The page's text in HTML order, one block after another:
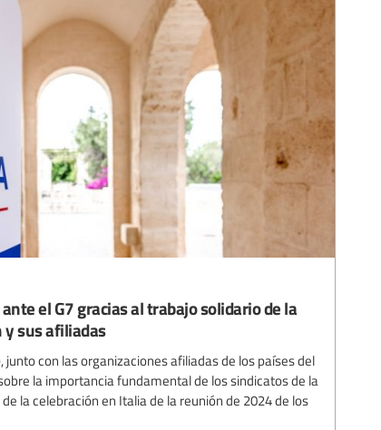
el G7 gracias al trabajo solidario de la
y sus afiliadas
junto con las organizaciones afiliadas de los países del
la importancia fundamental de los sindicatos de la
la celebración en Italia de la reunión de 2024 de los